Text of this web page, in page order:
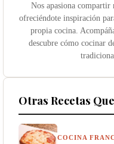
Nos apasiona compartir
ofreciéndote inspiración
propia cocina.
descubre cómo cocinar
Otras Recetas
COCINA